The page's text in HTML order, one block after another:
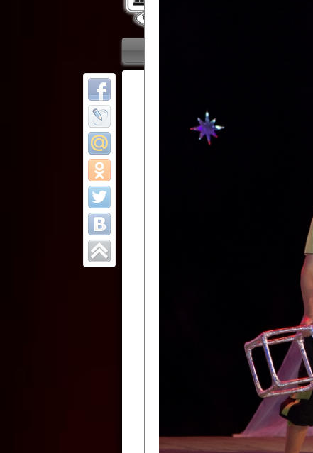
Все отчеты
Финал
цирковых
Образцовый эстрадно-
Протягайловка, г. Бендеры
Народный цирковой
досуговый центр
культуры
Народный цирковой
Григориопольского
Приднестровской
Народный цирковой
Слободзейского
Приднестровской
Казавчинская;